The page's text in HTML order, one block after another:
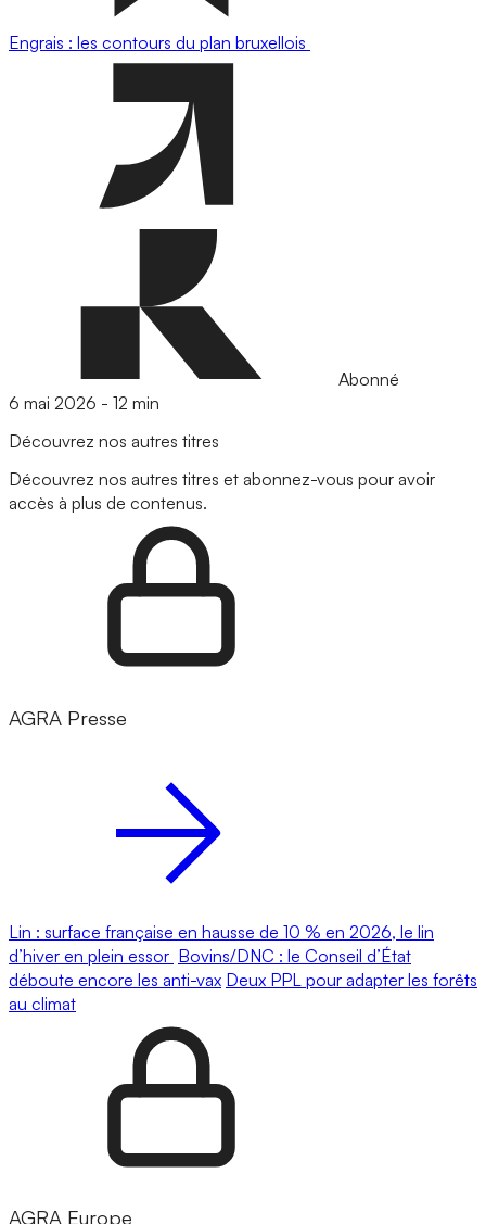
Engrais : les contours du plan bruxellois
Abonné
6 mai 2026 - 12 min
Découvrez nos autres titres
Découvrez nos autres titres et abonnez-vous pour avoir
accès à plus de contenus.
AGRA Presse
Lin : surface française en hausse de 10 % en 2026, le lin
d’hiver en plein essor Bovins/DNC : le Conseil d’État
déboute encore les anti-vax Deux PPL pour adapter les forêts
au climat
AGRA Europe